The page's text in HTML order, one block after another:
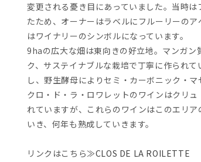
変更される憂き目にあっていました。当時
たため、オーナーはラベルにフルーリーの
はワイナリーのシンボルになっています。
9haの広大な畑は東向きの好立地。マンガ
ク、サステイナブルな栽培で丁寧に作られ
し、野生酵母によりセミ・カーボニック・マ
クロ・ド・ラ・ロワレットのワインはクリ
れていますが、これらのワインはこのエリ
いき、何年も熟成していきます。
リンクはこちら≫CLOS DE LA ROILETTE